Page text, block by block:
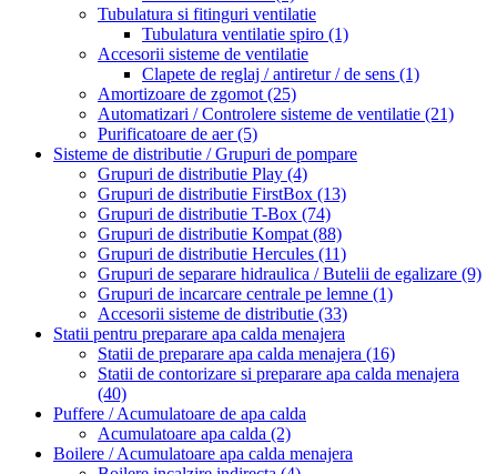
Tubulatura si fitinguri ventilatie
Tubulatura ventilatie spiro (1)
Accesorii sisteme de ventilatie
Clapete de reglaj / antiretur / de sens (1)
Amortizoare de zgomot (25)
Automatizari / Controlere sisteme de ventilatie (21)
Purificatoare de aer(5)
Sisteme de distributie / Grupuri de pompare
Grupuri de distributie Play (4)
Grupuri de distributie FirstBox (13)
Grupuri de distributie T-Box (74)
Grupuri de distributie Kompat (88)
Grupuri de distributie Hercules (11)
Grupuri de separare hidraulica / Butelii de egalizare (9)
Grupuri de incarcare centrale pe lemne (1)
Accesorii sisteme de distributie (33)
Statii pentru preparare apa calda menajera
Statii de preparare apa calda menajera (16)
Statii de contorizare si preparare apa calda menajera
(40)
Puffere / Acumulatoare de apa calda
Acumulatoare apa calda (2)
Boilere / Acumulatoare apa calda menajera